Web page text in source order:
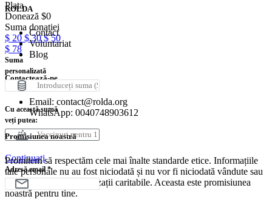
Plata
Donează $0
Suma donației
$ 20 $ 30 $ 50
$ 78
Suma
personalizată
Cu această sumă
veți putea:
Continuați
Adresă email*
ROLDA
Contact
Voluntariat
Blog
Contactează-ne
Email: contact@rolda.org
WhatsApp: 0040748903612
Promisiunea noastră
Promitem să respectăm cele mai înalte standarde etice. Informațiile
tale personale nu au fost niciodată și nu vor fi niciodată vândute sau
schimbate cu alte organizații caritabile. Aceasta este promisiunea
noastră pentru tine.